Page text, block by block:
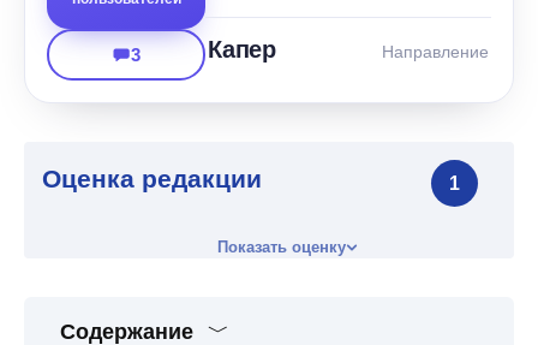
3 Капер Направление
Оценка редакции 1
Показать оценку
Содержание